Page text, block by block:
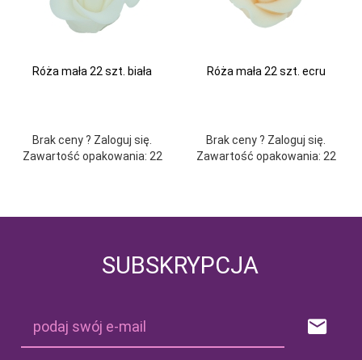
Róża mała 22 szt. biała
Brak ceny ? Zaloguj się.
Zawartość opakowania: 22
Róża mała 22 szt. ecru
Brak ceny ? Zaloguj się.
Zawartość opakowania: 22
SUBSKRYPCJA
podaj swój e-mail